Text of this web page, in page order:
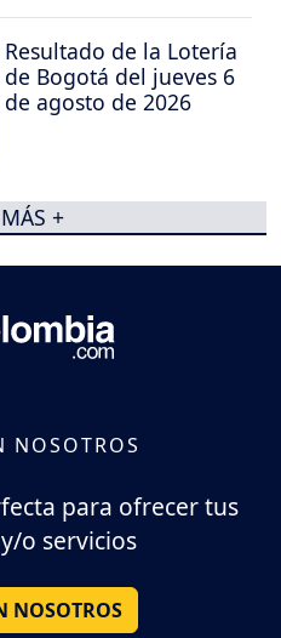
Resultado de la Lotería
de Bogotá del jueves 6
de agosto de 2026
+
NOSOTROS
para ofrecer tus
o servicios
NOSOTROS